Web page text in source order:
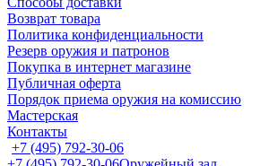
Возврат товара
Политика конфиденциальности
Резерв оружия и патронов
Покупка в интернет магазине
Публичная оферта
Порядок приема оружия на комиссию
Мастерская
Контакты
+7 (495) 792-30-06